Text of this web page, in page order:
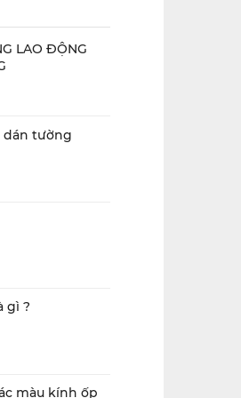
LAO ĐỘNG
dán tường
gì ?
màu kính ốp